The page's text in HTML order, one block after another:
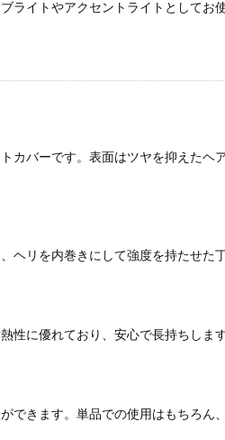
ライトやアクセントライトとしてお
カバーです。表面はツヤを抑えたヘ
ヘリを内巻きにして強度を持たせた
性に優れており、安心で長持ちします
できます。単品での使用はもちろん